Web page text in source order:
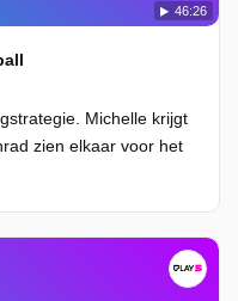
46:26
Michelle krijgt
zien elkaar voor het